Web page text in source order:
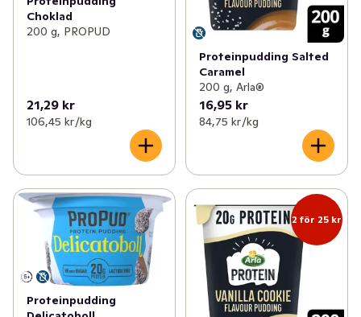
Choklad
200 g, PROPUD
21,29 kr
106,45 kr /kg
Proteinpudding Salted
Caramel
200 g, Arla®
16,95 kr
84,75 kr /kg
Proteinpudding
2 för 25 kr